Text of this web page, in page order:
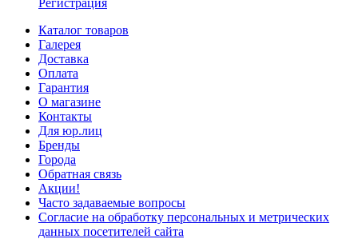
Регистрация
Каталог товаров
Галерея
Доставка
Оплата
Гарантия
О магазине
Контакты
Для юр.лиц
Бренды
Города
Обратная связь
Акции!
Часто задаваемые вопросы
Согласие на обработку персональных и метрических
данных посетителей сайта